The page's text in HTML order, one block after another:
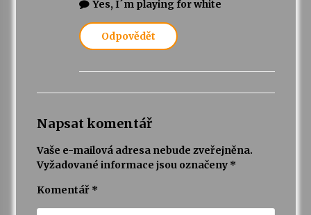
Yes, I´m playing for white
Odpovědět
Napsat komentář
Vaše e-mailová adresa nebude zveřejněna.
Vyžadované informace jsou označeny *
Komentář *